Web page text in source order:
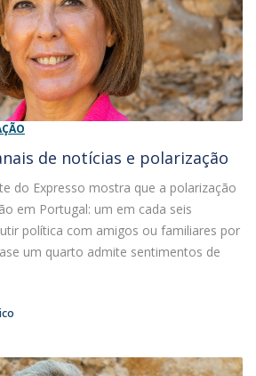
de notícias e polarização
do Expresso mostra que a polarização
em Portugal: um em cada seis
política com amigos ou familiares por
um quarto admite sentimentos de